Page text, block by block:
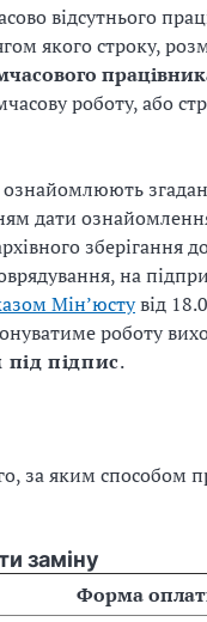
відсутнього
якого строку,
роботу, або
дати
зберігання
на
Мін’юстувід
роботу
підпис.
за яким способом
заміну
Форма